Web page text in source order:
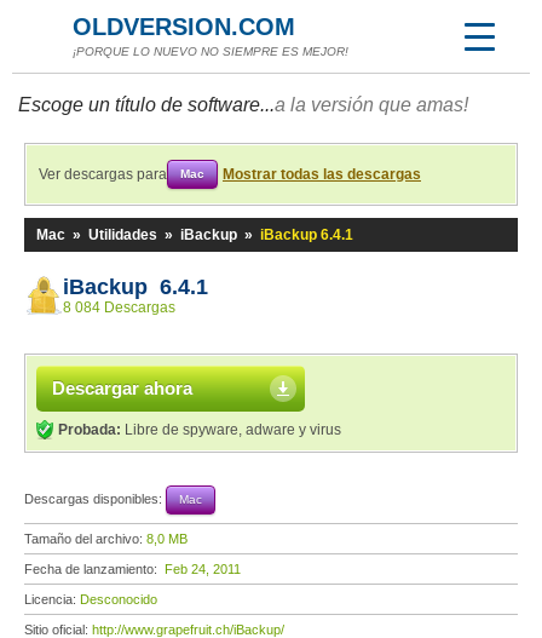
OLDVERSION.COM
¡PORQUE LO NUEVO NO SIEMPRE ES MEJOR!
Escoge un título de software...a la versión que amas!
Ver descargas para Mac Mostrar todas las descargas
Mac » Utilidades » iBackup » iBackup 6.4.1
iBackup 6.4.1
8 084 Descargas
Descargar ahora
Probada: Libre de spyware, adware y virus
Descargas disponibles: Mac
Tamaño del archivo: 8,0 MB
Fecha de lanzamiento: Feb 24, 2011
Licencia: Desconocido
Sitio oficial: http://www.grapefruit.ch/iBackup/